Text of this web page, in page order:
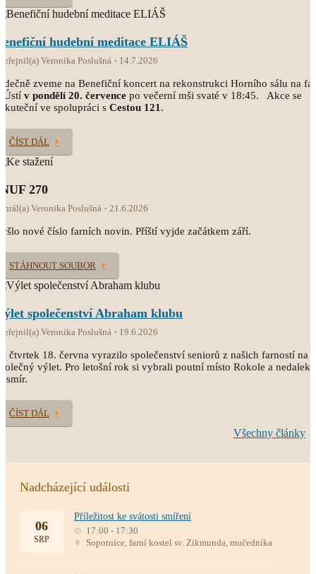
hudební meditace ELIÁŠ
Veronika Poslušná 14.7.2026
zveme na Benefiční koncert na rekonstrukci Horního sálu na
Ústí v pondělí 20. července po večerní mši svaté v 18:45. Akce se
ve spolupráci s Cestou 121 .
ČÍST DÁL
270
Veronika Poslušná 21.6.2026
nové číslo farních novin. Příští vyjde začátkem září.
STÁHNOUT SOUBOR
společenství Abraham klubu
Veronika Poslušná 19.6.2026
čtvrtek 18. června vyrazilo společenství seniorů z našich farností na
výlet. Pro letošní rok si vybrali poutní místo Rokole a nedaleký
ČÍST DÁL
Všechny články
Nadcházející události
06
SRP
Příležitost ke svátosti smíření
17:00 - 17:30
Sopotnice, farní kostel sv. Zikmunda, mučedníka